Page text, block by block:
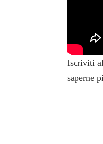
Iscriviti
saperne